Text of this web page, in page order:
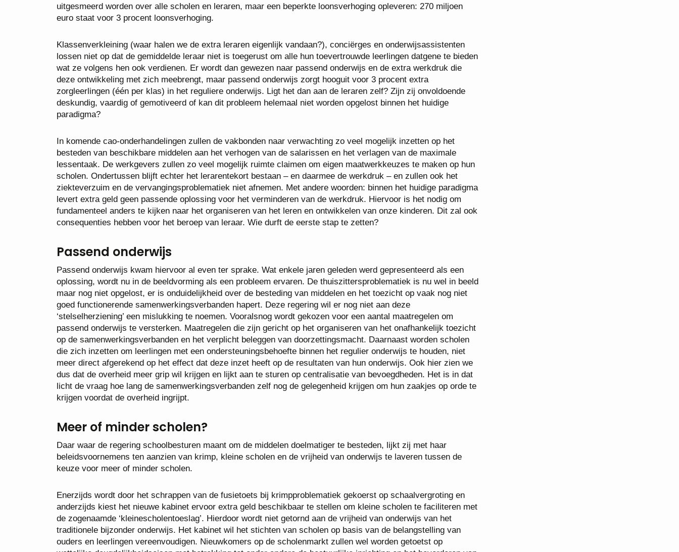
uitgesmeerd worden over alle scholen en leraren, maar een beperkte loonsverhoging opleveren: 270 miljoen
euro staat voor 3 procent loonsverhoging.
Klassenverkleining (waar halen we de extra leraren eigenlijk vandaan?), conciërges en onderwijsassistenten
lossen niet op dat de gemiddelde leraar niet is toegerust om alle hun toevertrouwde leerlingen datgene te bieden
wat ze volgens hen ook verdienen. Er wordt dan gewezen naar passend onderwijs en de extra werkdruk die
deze ontwikkeling met zich meebrengt, maar passend onderwijs zorgt hooguit voor 3 procent extra
zorgleerlingen (één per klas) in het reguliere onderwijs. Ligt het dan aan de leraren zelf? Zijn zij onvoldoende
deskundig, vaardig of gemotiveerd of kan dit probleem helemaal niet worden opgelost binnen het huidige
paradigma?
In komende cao-onderhandelingen zullen de vakbonden naar verwachting zo veel mogelijk inzetten op het
besteden van beschikbare middelen aan het verhogen van de salarissen en het verlagen van de maximale
lessentaak. De werkgevers zullen zo veel mogelijk ruimte claimen om eigen maatwerkkeuzes te maken op hun
scholen. Ondertussen blijft echter het lerarentekort bestaan – en daarmee de werkdruk – en zullen ook het
ziekteverzuim en de vervangingsproblematiek niet afnemen. Met andere woorden: binnen het huidige paradigma
levert extra geld geen passende oplossing voor het verminderen van de werkdruk. Hiervoor is het nodig om
fundamenteel anders te kijken naar het organiseren van het leren en ontwikkelen van onze kinderen. Dit zal ook
consequenties hebben voor het beroep van leraar. Wie durft de eerste stap te zetten?
Passend onderwijs
Passend onderwijs kwam hiervoor al even ter sprake. Wat enkele jaren geleden werd gepresenteerd als een
oplossing, wordt nu in de beeldvorming als een probleem ervaren. De thuiszittersproblematiek is nu wel in beeld
maar nog niet opgelost, er is onduidelijkheid over de besteding van middelen en het toezicht op vaak nog niet
goed functionerende samenwerkingsverbanden hapert. Deze regering wil er nog niet aan deze
‘stelselherziening’ een mislukking te noemen. Vooralsnog wordt gekozen voor een aantal maatregelen om
passend onderwijs te versterken. Maatregelen die zijn gericht op het organiseren van het onafhankelijk toezicht
op de samenwerkingsverbanden en het verplicht beleggen van doorzettingsmacht. Daarnaast worden scholen
die zich inzetten om leerlingen met een ondersteuningsbehoefte binnen het regulier onderwijs te houden, niet
meer direct afgerekend op het effect dat deze inzet heeft op de resultaten van hun onderwijs. Ook hier zien we
dus dat de overheid meer grip wil krijgen en lijkt aan te sturen op centralisatie van bevoegdheden. Het is in dat
licht de vraag hoe lang de samenwerkingsverbanden zelf nog de gelegenheid krijgen om hun zaakjes op orde te
krijgen voordat de overheid ingrijpt.
Meer of minder scholen?
Daar waar de regering schoolbesturen maant om de middelen doelmatiger te besteden, lijkt zij met haar
beleidsvoornemens ten aanzien van krimp, kleine scholen en de vrijheid van onderwijs te laveren tussen de
keuze voor meer of minder scholen.
Enerzijds wordt door het schrappen van de fusietoets bij krimpproblematiek gekoerst op schaalvergroting en
anderzijds kiest het nieuwe kabinet ervoor extra geld beschikbaar te stellen om kleine scholen te faciliteren met
de zogenaamde ‘kleinescholentoeslag’. Hierdoor wordt niet getornd aan de vrijheid van onderwijs van het
traditionele bijzonder onderwijs. Het kabinet wil het stichten van scholen op basis van de belangstelling van
ouders en leerlingen vereenvoudigen. Nieuwkomers op de scholenmarkt zullen wel worden getoetst op